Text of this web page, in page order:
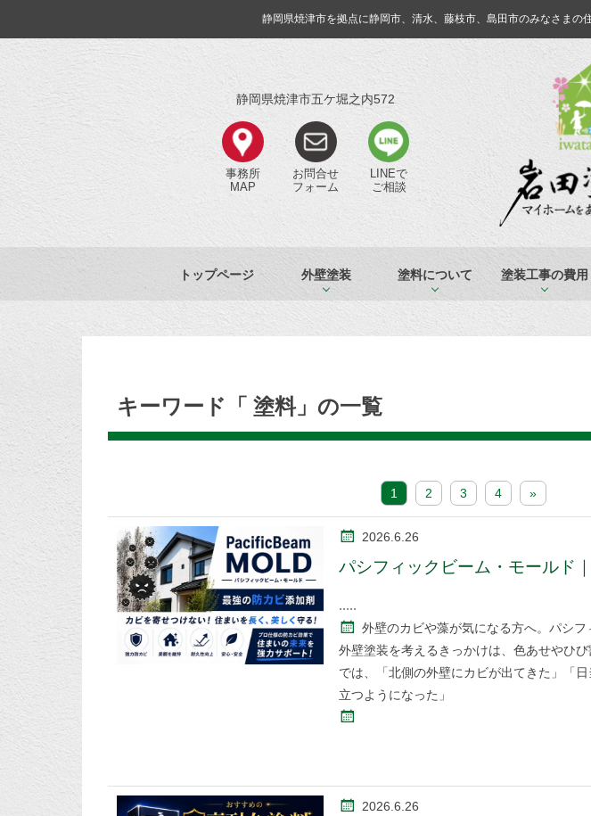
静岡県焼津市を拠点に静岡市、清水、藤枝市、島田市のみなさまの
静岡県焼津市五ケ堀之内572
事務所
MAP
お問合せ
フォーム
LINEで
ご相談
トップページ 外壁塗装 塗料について 塗装工事の費用
キーワード「 塗料」の一覧
1 2 3 4 »
2026.6.26
パシフィックビーム・モールド
外壁のカビや藻が気になる方へ。パシ
外壁塗装を考えるきっかけは、色あせやひ
では、「北側の外壁にカビが出てきた」「
立つようになった」
2026.6.26